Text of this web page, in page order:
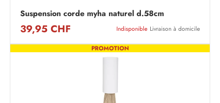
Suspension corde myha naturel d.58cm
39,95 CHF Indisponible Livraison à domicile
PROMOTION